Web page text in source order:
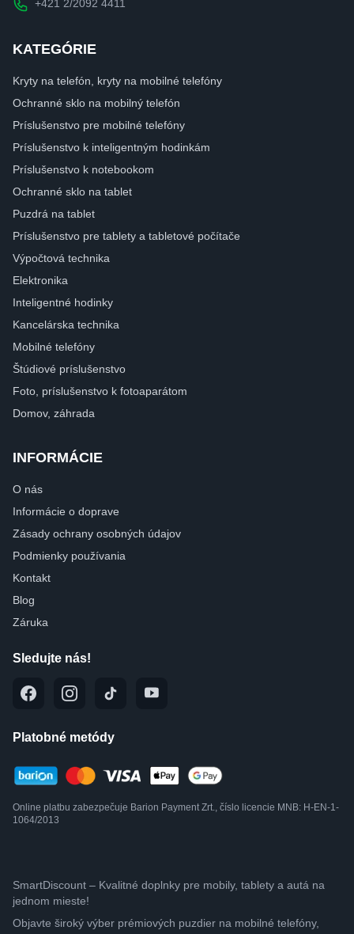
+421 2/2092 4411
KATEGÓRIE
Kryty na telefón, kryty na mobilné telefóny
Ochranné sklo na mobilný telefón
Príslušenstvo pre mobilné telefóny
Príslušenstvo k inteligentným hodinkám
Príslušenstvo k notebookom
Ochranné sklo na tablet
Puzdrá na tablet
Príslušenstvo pre tablety a tabletové počítače
Výpočtová technika
Elektronika
Inteligentné hodinky
Kancelárska technika
Mobilné telefóny
Štúdiové príslušenstvo
Foto, príslušenstvo k fotoaparátom
Domov, záhrada
INFORMÁCIE
O nás
Informácie o doprave
Zásady ochrany osobných údajov
Podmienky používania
Kontakt
Blog
Záruka
Sledujte nás!
Platobné metódy
Online platbu zabezpečuje Barion Payment Zrt., číslo licencie MNB: H-EN-1-
1064/2013
SmartDiscount – Kvalitné doplnky pre mobily, tablety a autá na
jednom mieste!
Objavte široký výber prémiových puzdier na mobilné telefóny,